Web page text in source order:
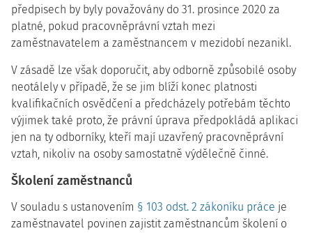
předpisech by byly považovány do 31. prosince 2020 za
platné, pokud pracovněprávní vztah mezi
zaměstnavatelem a zaměstnancem v mezidobí nezanikl.
V zásadě lze však doporučit, aby odborně způsobilé osoby
neotálely v případě, že se jim blíží konec platnosti
kvalifikačních osvědčení a předcházely potřebám těchto
výjimek také proto, že právní úprava předpokládá aplikaci
jen na ty odborníky, kteří mají uzavřený pracovněprávní
vztah, nikoliv na osoby samostatně výdělečně činné.
Školení zaměstnanců
V souladu s ustanovením § 103 odst. 2 zákoníku práce je
zaměstnavatel povinen zajistit zaměstnancům školení o